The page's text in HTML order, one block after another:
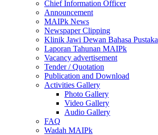
Chief Information Officer
Announcement
MAIPk News
Newspaper Clipping
Klinik Jawi Dewan Bahasa Pustaka
Laporan Tahunan MAIPk
Vacancy advertisement
Tender / Quotation
Publication and Download
Activities Gallery
Photo Gallery
Video Gallery
Audio Gallery
FAQ
Wadah MAIPk